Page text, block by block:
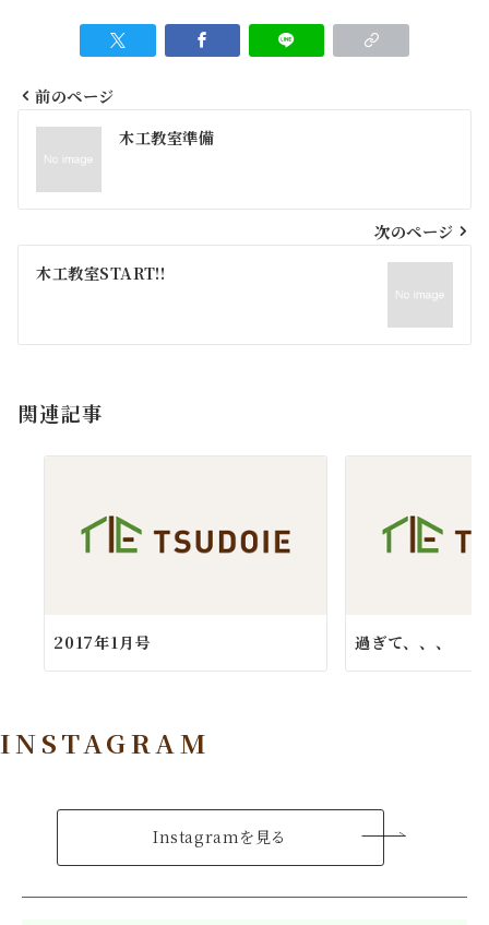
投
ナ
ビ
ゲ
シ
ン
前のページ
木工教室準備
次のページ
木工教室START!!
関連記事
2017年1月号 過ぎて、、、
INSTAGRAM
Instagramを見る